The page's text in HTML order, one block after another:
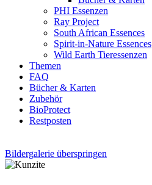
PHI Essenzen
Ray Project
South African Essences
Spirit-in-Nature Essences
Wild Earth Tieressenzen
Themen
FAQ
Bücher & Karten
Zubehör
BioProtect
Restposten
Bildergalerie überspringen